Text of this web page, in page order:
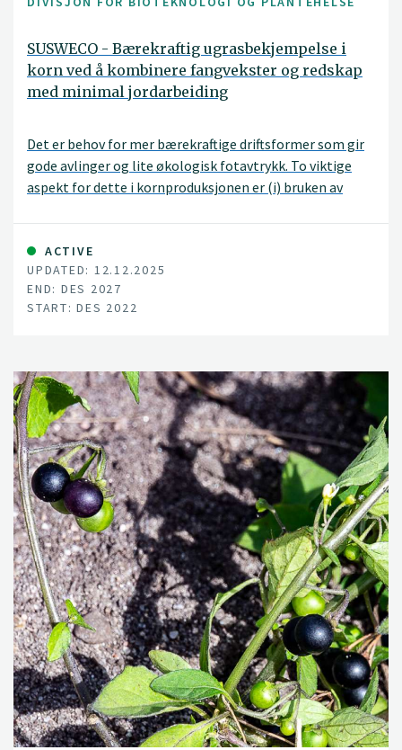
SUSWECO - Bærekraftig ugrasbekjempelse i
korn ved å kombinere fangvekster og redskap
med minimal jordarbeiding
Det er behov for mer bærekraftige driftsformer som gir
gode avlinger og lite økologisk fotavtrykk. To viktige
aspekt for dette i kornproduksjonen er (i) bruken av
(ii) nye metoder for ugraskontroll med minst mulig bruk
av ugrasmidler og intensiv jordarbeiding. SUSWECO-
prosjektet fokuserer på ugraskontroll i korn med
fangvekster, spesielt på flerårige ugras som åkertistel,
åkerdylle og kveke.
ACTIVE
UPDATED: 12.12.2025
END: DES 2027
START: DES 2022